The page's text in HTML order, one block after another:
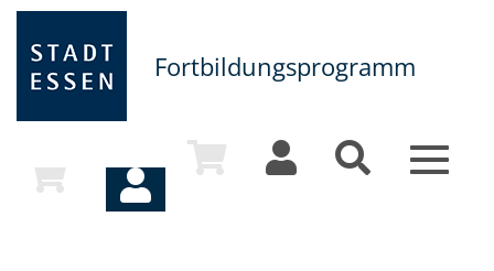
Fortbildungsprogramm
Toggle